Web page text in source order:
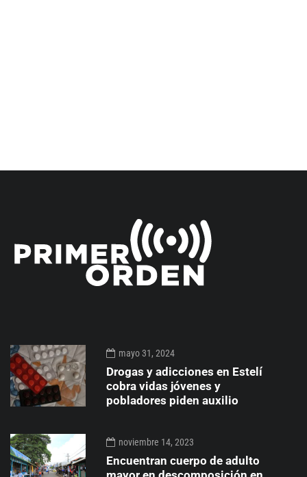
mayo 31, 2024
Drogas y adicciones en Estelí
cobra vidas jóvenes y
pobladores piden auxilio
noviembre 14, 2023
Encuentran cuerpo de adulto